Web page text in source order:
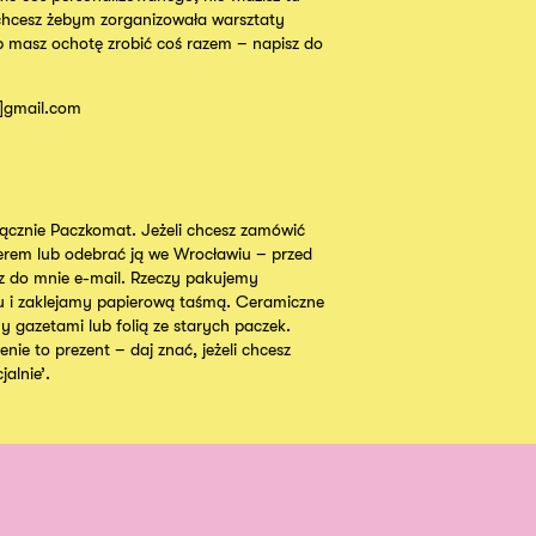
żebym zorganizowała warsztaty
masz ochotę zrobić coś razem – napisz do
Paczkomat. Jeżeli chcesz zamówić
lub odebrać ją we Wrocławiu – przed
do mnie e-mail. Rzeczy pakujemy
i zaklejamy papierową taśmą. Ceramiczne
gazetami lub folią ze starych paczek.
to prezent – daj znać, jeżeli chcesz